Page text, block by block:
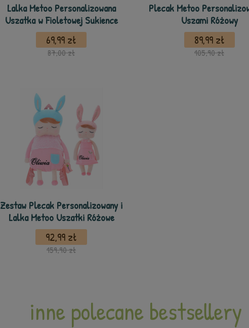
Lalka Metoo Personalizowana
Uszatka w Fioletowej Sukience
69,99 zł
87,00 zł
Plecak Metoo
Uszami Różowy
89,99 zł
105,90 zł
Zestaw Plecak Personalizowany i
Lalka Metoo Uszatki Różowe
92,99 zł
159,90 zł
inne polecane bestsellery